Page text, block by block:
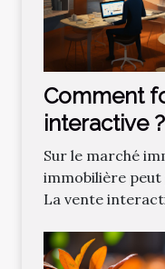
Comment
interactive ?
Sur le marché
immobilière
La vente